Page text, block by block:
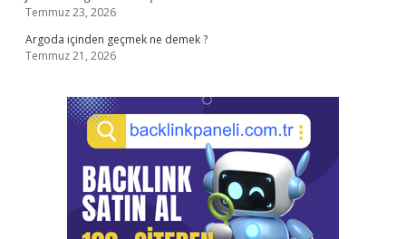
Temmuz 23, 2026
Argoda içinden geçmek ne demek ?
Temmuz 21, 2026